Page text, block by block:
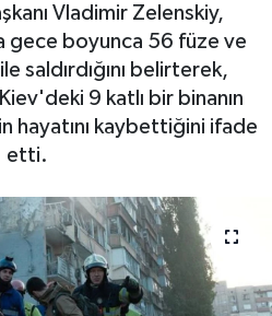
Vladimir Zelenskiy,
gece boyunca 56 füze ve
saldırdığını belirterek,
9 katlı bir binanın
hayatını kaybettiğini ifade
etti.